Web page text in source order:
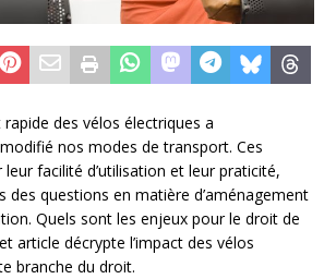
des vélos électriques a
nos modes de transport. Ces
facilité d’utilisation et leur praticité,
questions en matière d’aménagement
Quels sont les enjeux pour le droit de
article décrypte l’impact des vélos
branche du droit.